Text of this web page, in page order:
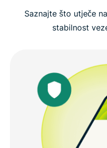
Saznajte što utječe
stabilnost